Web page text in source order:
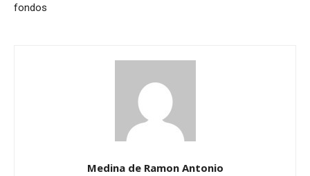
fondos
Medina de Ramon Antonio